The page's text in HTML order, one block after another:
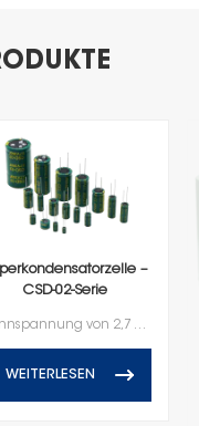
–
CSD-02-Serie
Nennspannung von 2,7 VKapazität im Bereich von 100F zu 600F
WEITERLESEN